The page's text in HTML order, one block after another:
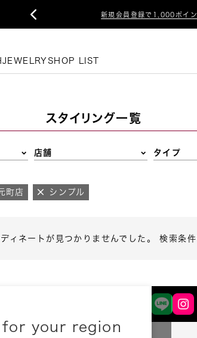
新規会員登録で1,000ポイ

JEWELRY SHOP LIST
スタイリング一覧
店舗 タイプ
町店 シンプル
ィネートが見つかりませんでした。 検索条件
your region